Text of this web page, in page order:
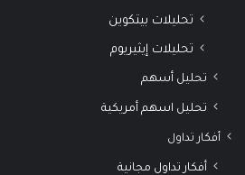
تحليلات بيتكوين
تحليلات إيثيريوم
تحليل أسهم
تحليل اسهم أمريكية
أفكار تداول
أفكار تداول مجانية